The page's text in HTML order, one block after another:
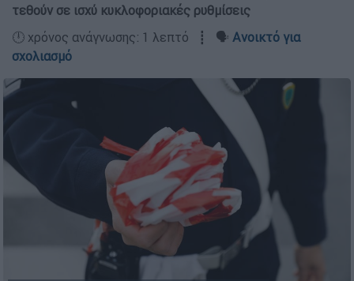
τεθούν σε ισχύ κυκλοφοριακές ρυθμίσεις
🕛 χρόνος ανάγνωσης: 1 λεπτό ┋ 🗣️ Ανοικτό για
σχολιασμό